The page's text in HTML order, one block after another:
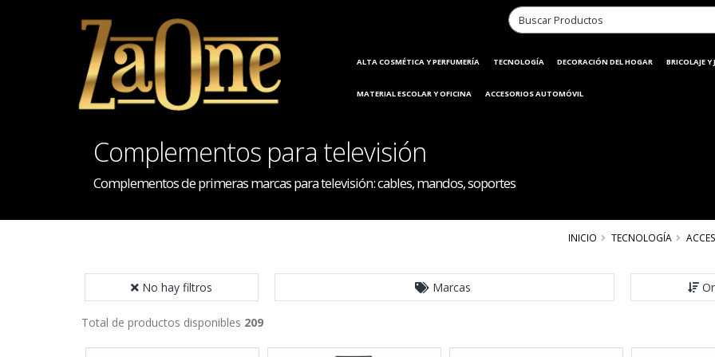
ALTA COSMÉTICA Y PERFUMERÍA TECNOLOGÍA DECORACIÓN DEL HOGAR BRICOLAJE Y
MATERIAL ESCOLAR Y OFICINA ACCESORIOS AUTOMÓVIL
Complementos para televisión
Complementos de primeras marcas para televisión: cables, mandos, soportes
INICIO TECNOLOGÍA
No hay filtros Marcas
Total de productos disponibles 209